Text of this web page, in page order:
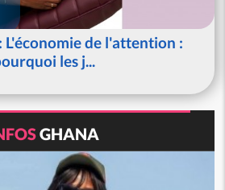
de l'attention :
les j...
GHANA